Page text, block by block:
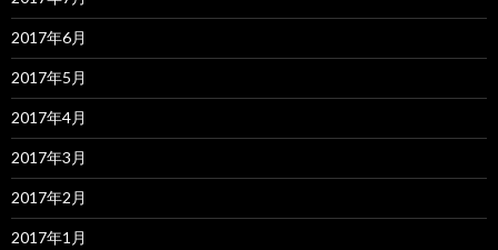
2017年6月
2017年5月
2017年4月
2017年3月
2017年2月
2017年1月